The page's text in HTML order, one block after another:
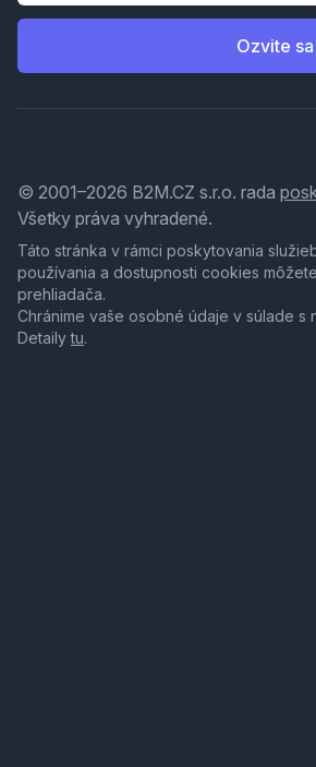
Ozvite
© 2001–2026 B2M.CZ s.r.o. rada
Všetky práva vyhradené.
Táto stránka v rámci poskytovania
používania a dostupnosti cookies
prehliadača.
Chránime vaše osobné údaje v súlade s
Detailytu.